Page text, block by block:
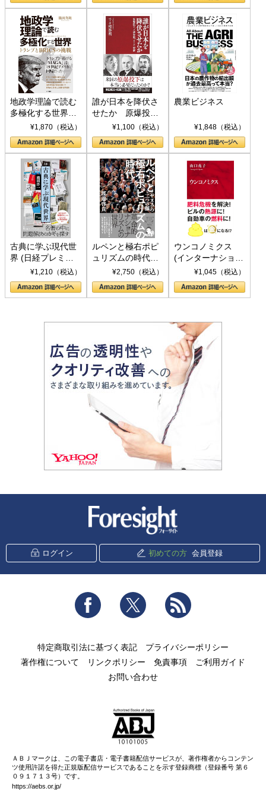
地政学理論で読む
多極化する世界：
トランプとBRICS
の挑戦
¥1,870（税込）
誰が日本を降伏さ
せたか 原爆投
下、ソ連参戦、そ
して聖断 (PHP新
書)
¥1,100（税込）
農業ビジネス
¥1,848（税込）
古典に学ぶ現代世
界 (日経プレミア
シリーズ)¥1,210（税込）
ルペンと極右ポピ
ュリズムの時代：
〈ヤヌス〉の二つ
の顔
¥2,750（税込）
ウンコノミクス
(インターナショナ
ル新書)¥1,045（税込）
ログイン 初めての方 会員登録
Facebook Twitter
特定商取引法に基づく表記
プライバシーポリシー
著作権について
リンクポリシー 免責事項
ご利用ガイド
お問い合わせ
ＡＢＪマークは、この電子書店・電子書籍配信サービスが、著作権者からコンテン
ツ使用許諾を得た正規版配信サービスであることを示す登録商標（登録番号 第６
０９１７１３号）です。
https://aebs.or.jp/